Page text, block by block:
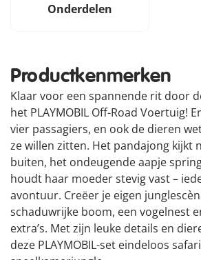
Onderdelen
Productkenmerken
Klaar voor een spannende rit door
het PLAYMOBIL Off-Road Voertuig!
vier passagiers, en ook de dieren
ze willen zitten. Het pandajong kijkt
buiten, het ondeugende aapje
houdt haar moeder stevig vast –
avontuur. Creëer je eigen
schaduwrijke boom, een vogelnest
extra’s. Met zijn leuke details en
deze PLAYMOBIL-set eindeloos